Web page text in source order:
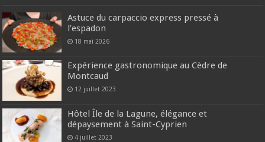
Astuce du carpaccio express pressé à
l’espadon
18 mai 2026
Expérience gastronomique au Cèdre de
Montcaud
12 juillet 2023
Hôtel Île de la Lagune, élégance et
dépaysement à Saint-Cyprien
4 juillet 2023